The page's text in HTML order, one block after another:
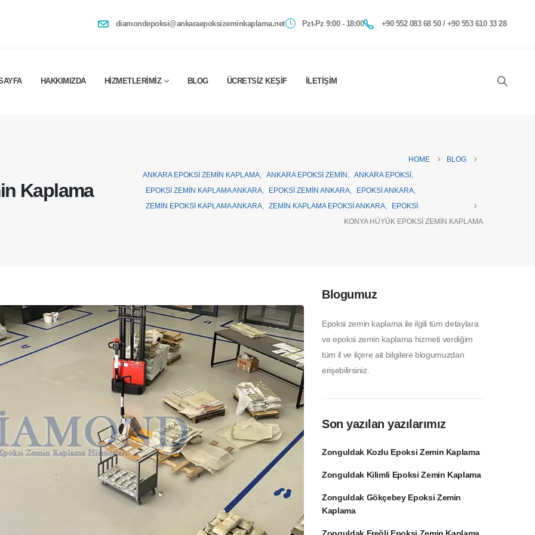
diamondepoksi@ankaraepoksizeminkaplama.net Pzt-Pz 9:00 - 18:00 +90 552 083 68 50 / +90 553 610 33 28
HAKKIMIZDA HIZMETLERIMIZ BLOG ÜCRETSIZ KEŞIF İLETIŞIM
Kaplama
HOME
BLOG
ANKARA EPOKSI ZEMIN KAPLAMA
ANKARA EPOKSI ZEMIN ANKARA EPOKSI
EPOKSI ZEMIN KAPLAMA ANKARA
EPOKSI ZEMIN ANKARA EPOKSI ANKARA
ZEMIN EPOKSI KAPLAMA ANKARA
ZEMIN KAPLAMA EPOKSI ANKARA
EPOKSI
KONYA HÜYÜK EPOKSI ZEMIN KAPLAMA
Blogumuz
Epoksi zemin kaplama ile ilgili tüm detaylara
ve epoksi zemin kaplama hizmeti verdiğim
tüm il ve ilçere ait bilgilere blogumuzdan
erişebilirsiniz.
Son yazılan yazılarımız
Zonguldak Kozlu Epoksi Zemin Kaplama
Zonguldak Kilimli Epoksi Zemin Kaplama
Zonguldak Gökçebey Epoksi Zemin
Kaplama